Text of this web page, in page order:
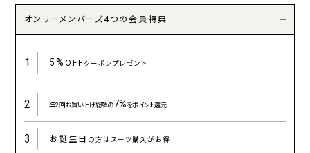
オンリーメンバーズ4つの会員特典
1 5%OFFクーポンプレゼント
2 年2回お買い上げ総額の7%をポイント還元
3 お誕生日 の方はスーツ購入がお得